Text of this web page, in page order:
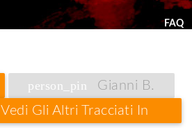
FAQ
person_pin
Gianni B.
Vedi Gli Altri Tracciati In